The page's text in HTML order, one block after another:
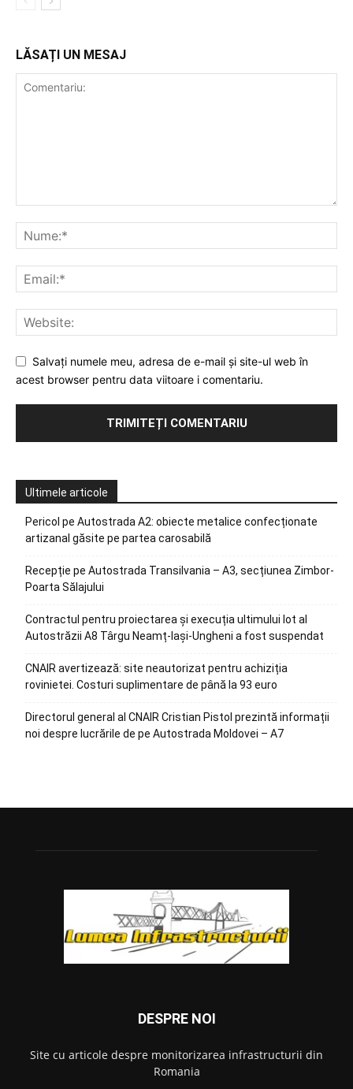
LĂSAȚI UN MESAJ
Salvați numele meu, adresa de e-mail și site-ul web în
acest browser pentru data viitoare i comentariu.
Ultimele articole
Pericol pe Autostrada A2: obiecte metalice confecționate
artizanal găsite pe partea carosabilă
Recepție pe Autostrada Transilvania – A3, secțiunea Zimbor-
Poarta Sălajului
Contractul pentru proiectarea și execuția ultimului lot al
Autostrăzii A8 Târgu Neamț-Iași-Ungheni a fost suspendat
CNAIR avertizează: site neautorizat pentru achiziția
rovinietei. Costuri suplimentare de până la 93 euro
Directorul general al CNAIR Cristian Pistol prezintă informații
noi despre lucrările de pe Autostrada Moldovei – A7
DESPRE NOI
Site cu articole despre monitorizarea infrastructurii din
Romania